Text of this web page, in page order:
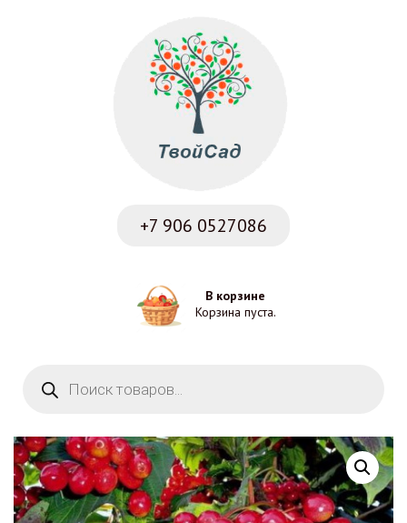
+7 906 0527086
В корзине
Корзина пуста.